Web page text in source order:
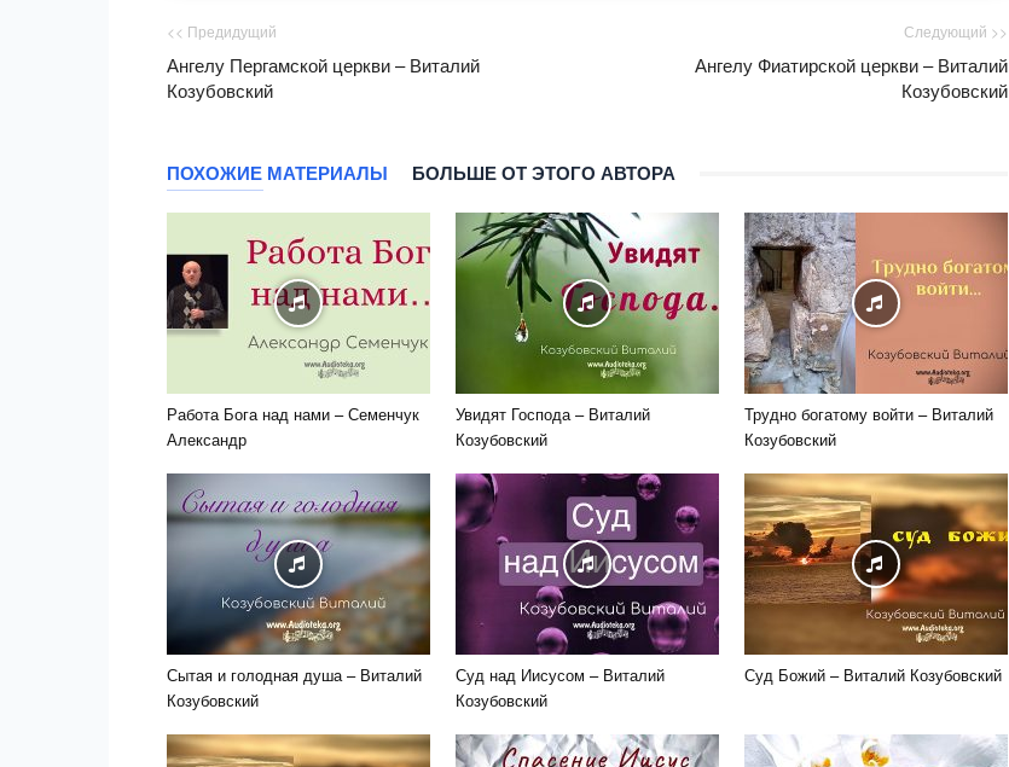
<< Предидущий
Ангелу Пергамской церкви – Виталий
Козубовский
Следующий >>
Ангелу Фиатирской церкви – Виталий
Козубовский
ПОХОЖИЕ МАТЕРИАЛЫ БОЛЬШЕ ОТ ЭТОГО АВТОРА
Работа Бога над нами – Семенчук
Александр
Увидят Господа – Виталий
Козубовский
Трудно богатому войти – Виталий
Козубовский
Сытая и голодная душа – Виталий
Козубовский
Суд над Иисусом – Виталий
Козубовский
Суд Божий – Виталий Козубовский